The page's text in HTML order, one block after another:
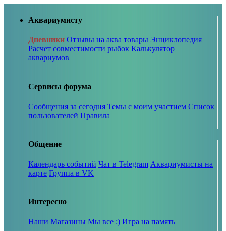
Аквариумисту
Дневники Отзывы на аква товары Энциклопедия
Расчет совместимости рыбок Калькулятор
аквариумов
Сервисы форума
Сообщения за сегодня Темы с моим участием Список
пользователей Правила
Общение
Календарь событий Чат в Telegram Аквариумисты на
карте Группа в VK
Интересно
Наши Магазины Мы все :) Игра на память